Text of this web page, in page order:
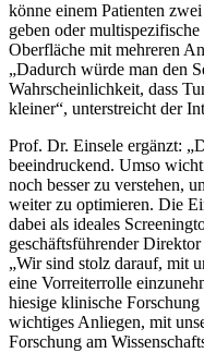
könne einem Patienten
geben oder
Oberfläche mit mehreren
„Dadurch würde man den
Wahrscheinlichkeit, dass
kleiner“, unterstreicht der
Prof. Dr. Einsele ergänzt:
beeindruckend. Umso
noch besser zu verstehen,
weiter zu optimieren. Die
dabei als ideales
geschäftsführender
„Wir sind stolz darauf, mit
eine Vorreiterrolle
hiesige klinische
wichtiges Anliegen, mit
Forschung am